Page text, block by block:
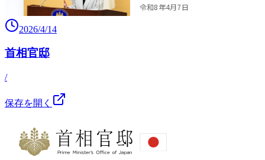
2026/4/14
首相官邸
/
保存を開く